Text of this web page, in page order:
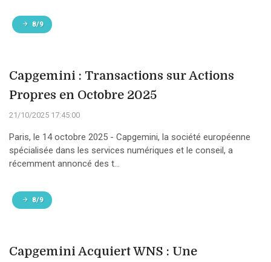
8/9
Capgemini : Transactions sur Actions
Propres en Octobre 2025
21/10/2025 17:45:00
Paris, le 14 octobre 2025 - Capgemini, la société européenne
spécialisée dans les services numériques et le conseil, a
récemment annoncé des t...
8/9
Capgemini Acquiert WNS : Une